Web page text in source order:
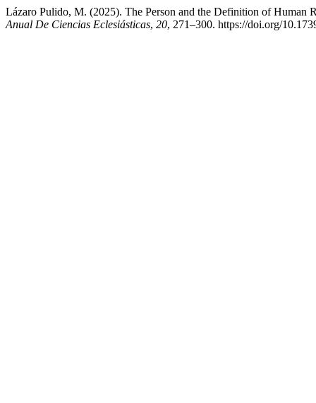
Lázaro Pulido, M. (2025). The Person and the Definition of Human
Anual De Ciencias Eclesiásticas, 20, 271–300. https://doi.org/